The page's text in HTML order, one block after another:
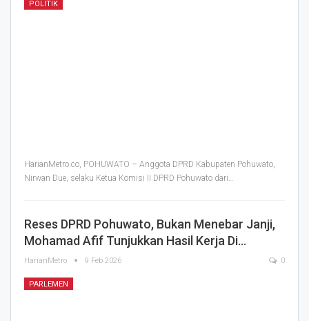
POLITIK
HarianMetro.co, POHUWATO – Anggota DPRD Kabupaten Pohuwato,
Nirwan Due, selaku Ketua Komisi II DPRD Pohuwato dari…
Reses DPRD Pohuwato, Bukan Menebar Janji,
Mohamad Afif Tunjukkan Hasil Kerja Di…
HarianMetro 9 Feb 2026 0
PARLEMEN